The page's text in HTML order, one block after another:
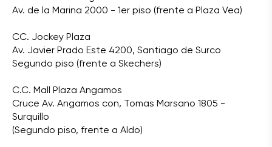
Av. de la Marina 2000 - 1er piso (frente a Plaza Vea)
CC. Jockey Plaza
Av. Javier Prado Este 4200, Santiago de Surco
Segundo piso (frente a Skechers)
C.C. Mall Plaza Angamos
Cruce Av. Angamos con, Tomas Marsano 1805 -
Surquillo
(Segundo piso, frente a Aldo)